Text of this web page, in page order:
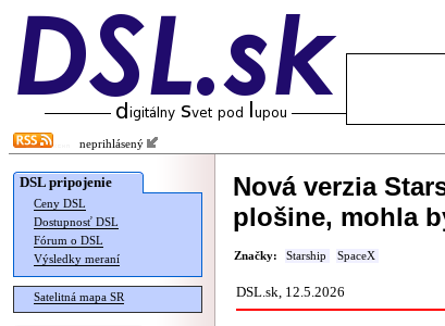
neprihlásený
DSL pripojenie
Ceny DSL
Dostupnosť DSL
Fórum o DSL
Výsledky meraní
Satelitná mapa SR
Nová verzia
plošine, mohla
Značky: Starship SpaceX
DSL.sk, 12.5.2026